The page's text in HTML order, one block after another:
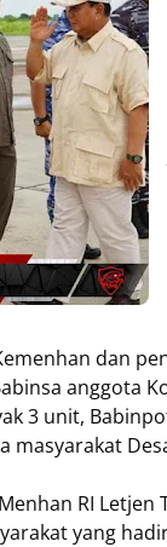
dan
anggota
3 unit,
masyarakat
RI
yang